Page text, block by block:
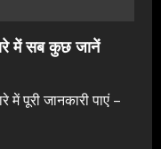
में सब कुछ जानें
पूरी जानकारी पाएं –
सुब्बा